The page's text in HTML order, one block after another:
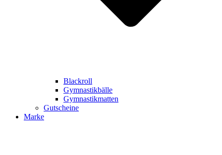
Blackroll
Gymnastikbälle
Gymnastikmatten
Gutscheine
Marke